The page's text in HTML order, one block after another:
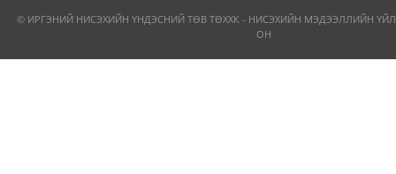
© ИРГЭНИЙ НИСЭХИЙН ҮНДЭСНИЙ ТӨВ ТӨХХК - НИСЭХИЙН МЭДЭЭЛЛИЙН
ОН